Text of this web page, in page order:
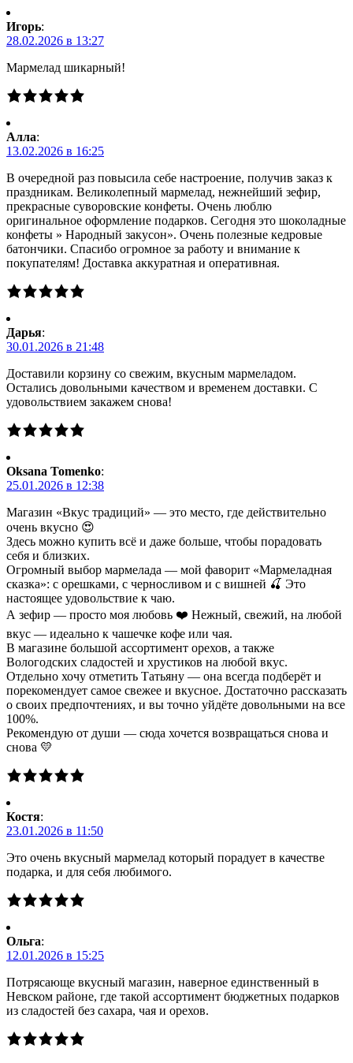
Игорь:
28.02.2026 в 13:27
Мармелад шикарный!
Алла:
13.02.2026 в 16:25
В очередной раз повысила себе настроение, получив заказ к
праздникам. Великолепный мармелад, нежнейший зефир,
прекрасные суворовские конфеты. Очень люблю
оригинальное оформление подарков. Сегодня это шоколадные
конфеты » Народный закусон». Очень полезные кедровые
батончики. Спасибо огромное за работу и внимание к
покупателям! Доставка аккуратная и оперативная.
Дарья:
30.01.2026 в 21:48
Доставили корзину со свежим, вкусным мармеладом.
Остались довольными качеством и временем доставки. С
удовольствием закажем снова!
Oksana Tomenko:
25.01.2026 в 12:38
Магазин «Вкус традиций» — это место, где действительно
очень вкусно 😍
Здесь можно купить всё и даже больше, чтобы порадовать
себя и близких.
Огромный выбор мармелада — мой фаворит «Мармеладная
сказка»: с орешками, с черносливом и с вишней 🍒 Это
настоящее удовольствие к чаю.
А зефир — просто моя любовь ❤️ Нежный, свежий, на любой
вкус — идеально к чашечке кофе или чая.
В магазине большой ассортимент орехов, а также
Вологодских сладостей и хрустиков на любой вкус.
Отдельно хочу отметить Татьяну — она всегда подберёт и
порекомендует самое свежее и вкусное. Достаточно рассказать
о своих предпочтениях, и вы точно уйдёте довольными на все
100%.
Рекомендую от души — сюда хочется возвращаться снова и
снова 💛
Костя:
23.01.2026 в 11:50
Это очень вкусный мармелад который порадует в качестве
подарка, и для себя любимого.
Ольга:
12.01.2026 в 15:25
Потрясающе вкусный магазин, наверное единственный в
Невском районе, где такой ассортимент бюджетных подарков
из сладостей без сахара, чая и орехов.